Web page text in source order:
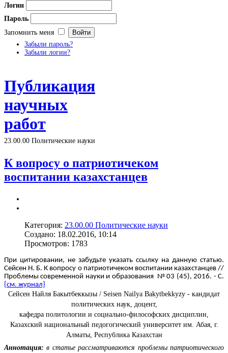
Логин
Пароль
Запомнить меня
Забыли пароль?
Забыли логин?
Публикация
научных
работ
23.00.00 Политические науки
К вопросу о патриотичеком
воспитании казахстанцев
Категория: 23.00.00 Политические науки
Создано: 18.02.2016, 10:14
Просмотров: 1783
При цитировании, не забудьте указать ссылку на данную статью.
Сейсен Н. Б. К вопросу о патриотичеком воспитании казахстанцев //
Проблемы современной науки и образования № 03 (45), 2016. - С.
{см. журнал}
Сейсен Найля Бакытбеккызы / Seisen Nailya Bakytbekkyzy - кандидат
политических наук, доцент,
кафедра политологии и социально-философских дисциплин,
Казахский национальный педогогический университет им. Абая, г.
Алматы, Республика Казахстан
Аннотация: в статье рассматриваются проблемы патриотического